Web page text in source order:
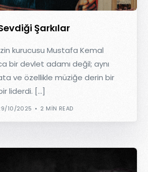
Şarkılar
kurucusu Mustafa Kemal
bir devlet adamı değil; aynı
ve özellikle müziğe derin bir
liderdi. […]
10/2025 2 MIN READ